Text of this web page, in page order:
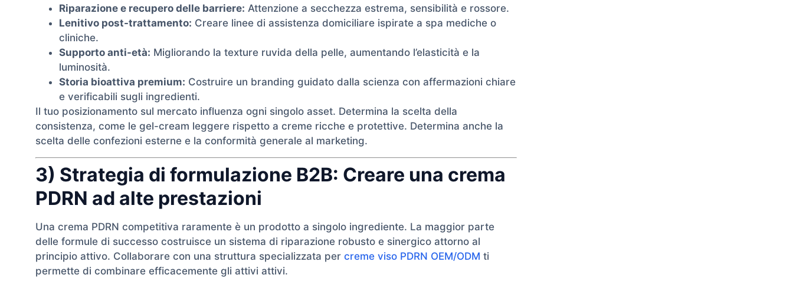
Riparazione e recupero delle barriere: Attenzione a secchezza estrema, sensibilità e rossore.
Lenitivo post-trattamento: Creare linee di assistenza domiciliare ispirate a spa mediche o
cliniche.
Supporto anti-età: Migliorando la texture ruvida della pelle, aumentando l’elasticità e la
luminosità.
Storia bioattiva premium: Costruire un branding guidato dalla scienza con affermazioni chiare
e verificabili sugli ingredienti.
Il tuo posizionamento sul mercato influenza ogni singolo asset. Determina la scelta della
consistenza, come le gel-cream leggere rispetto a creme ricche e protettive. Determina anche la
scelta delle confezioni esterne e la conformità generale al marketing.
3) Strategia di formulazione B2B: Creare una crema
PDRN ad alte prestazioni
Una crema PDRN competitiva raramente è un prodotto a singolo ingrediente. La maggior parte
delle formule di successo costruisce un sistema di riparazione robusto e sinergico attorno al
principio attivo. Collaborare con una struttura specializzata per creme viso PDRN OEM/ODM ti
permette di combinare efficacemente gli attivi attivi.